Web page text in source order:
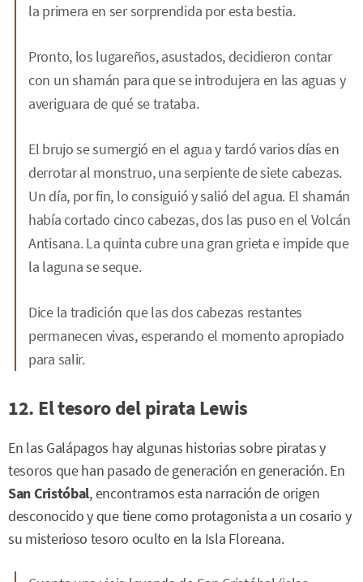
la primera en ser sorprendida por esta bestia.
Pronto, los lugareños, asustados, decidieron contar
con un shamán para que se introdujera en las aguas y
averiguara de qué se trataba.
El brujo se sumergió en el agua y tardó varios días en
derrotar al monstruo, una serpiente de siete cabezas.
Un día, por fin, lo consiguió y salió del agua. El shamán
había cortado cinco cabezas, dos las puso en el Volcán
Antisana. La quinta cubre una gran grieta e impide que
la laguna se seque.
Dice la tradición que las dos cabezas restantes
permanecen vivas, esperando el momento apropiado
para salir.
12. El tesoro del pirata Lewis
En las Galápagos hay algunas historias sobre piratas y
tesoros que han pasado de generación en generación. En
San Cristóbal, encontramos esta narración de origen
desconocido y que tiene como protagonista a un cosario y
su misterioso tesoro oculto en la Isla Floreana.